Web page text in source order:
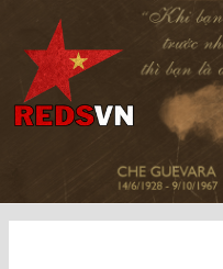
Kênh chia sẻ tri thức cộng đồng